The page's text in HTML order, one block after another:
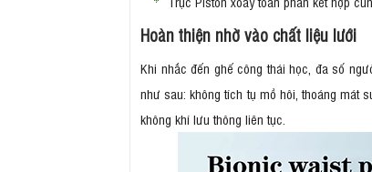
Hoàn thiện nhờ vào chất liệu lưới
Khi nhắc đến ghế công thái học, đa số
như sau: không tích tụ mồ hôi, thoáng mát
không khí lưu thông liên tục.